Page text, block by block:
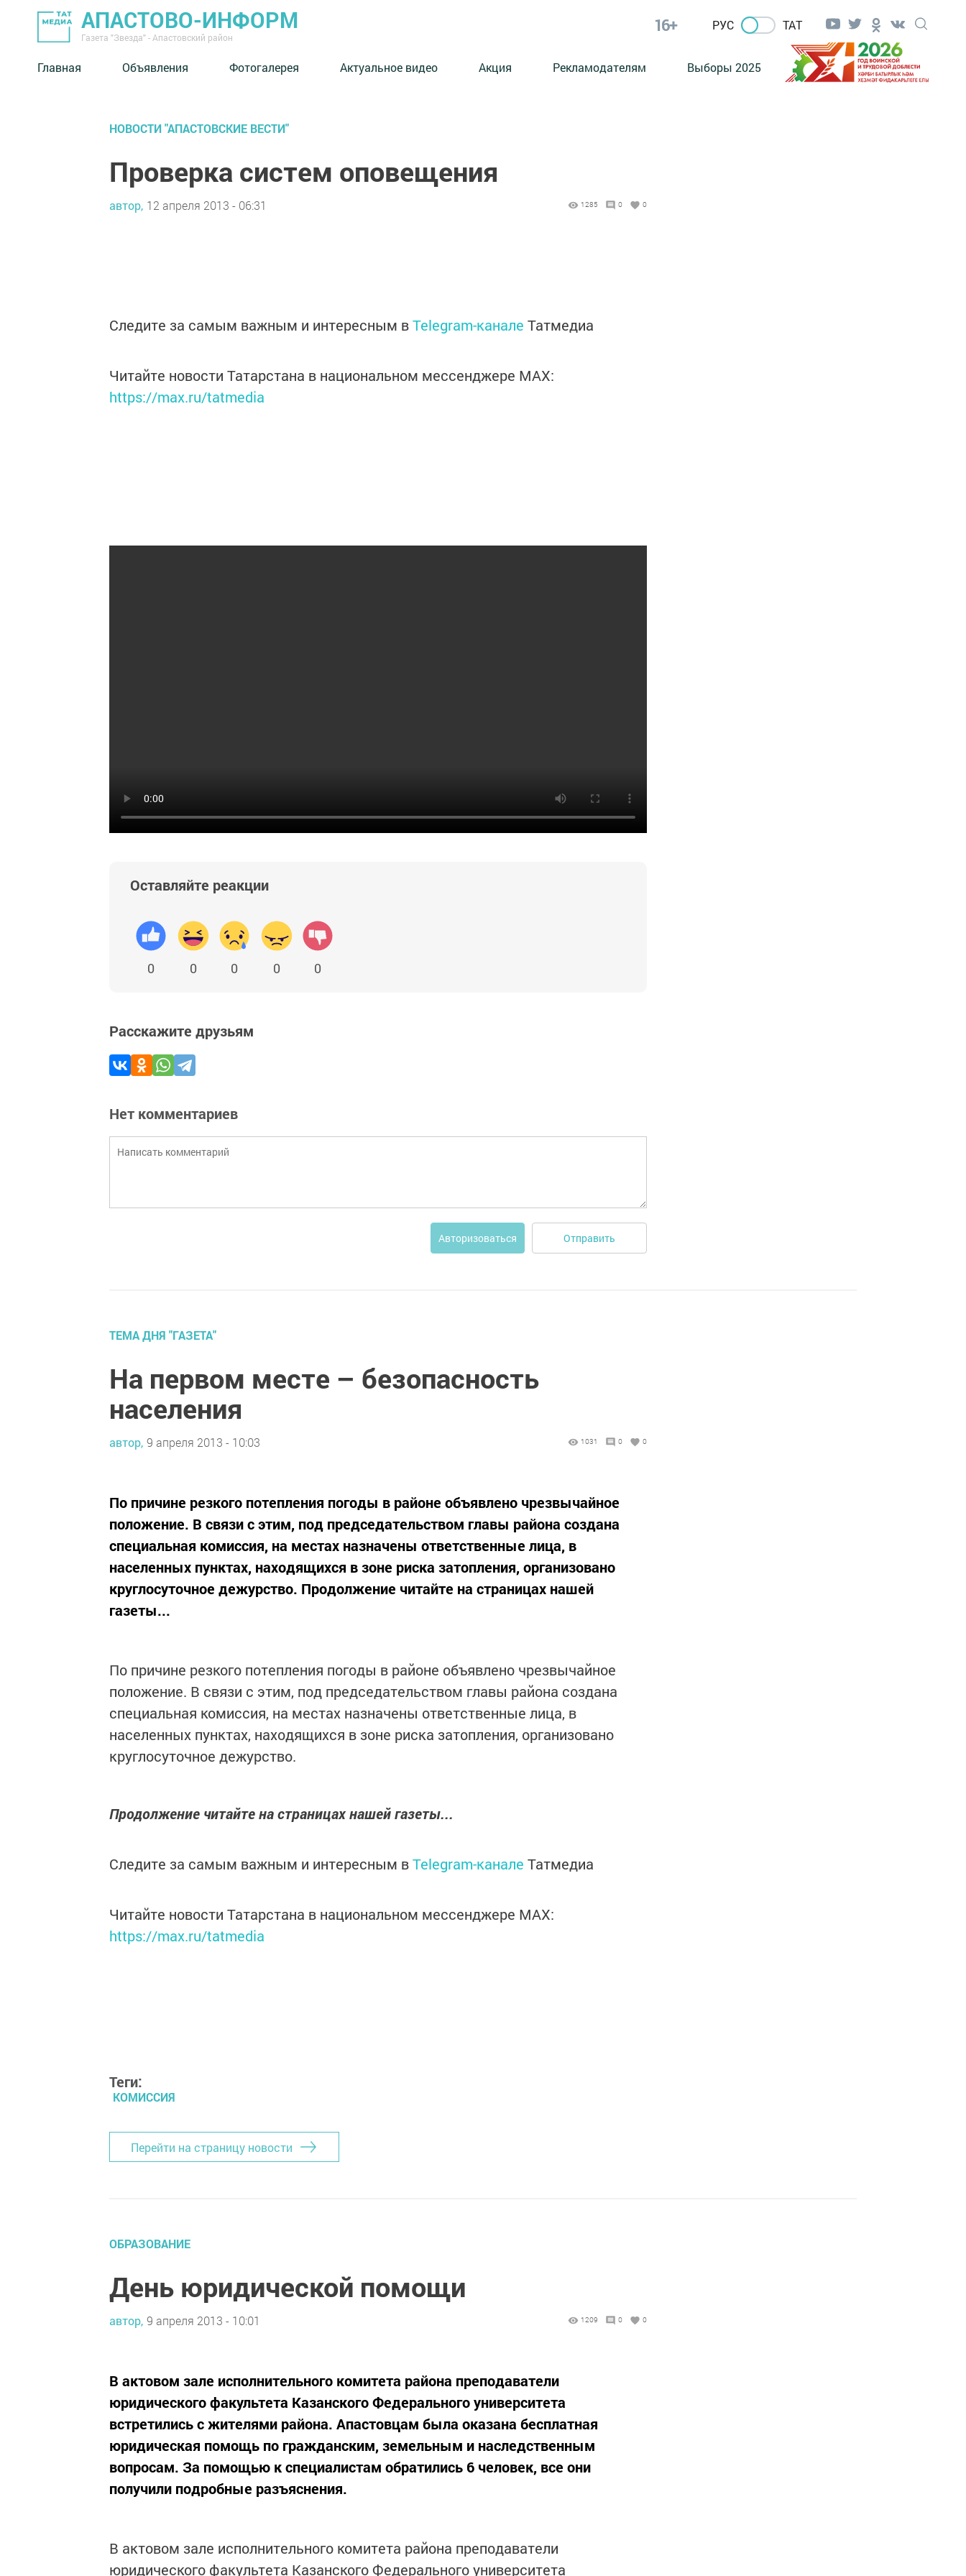
АПАСТОВО-ИНФОРМ
Газета "Звезда" - Апастовский район
16+ РУС ТАТ
Главная Объявления Фотогалерея Актуальное видео Акция Рекламодателям Выборы 2025
НОВОСТИ "АПАСТОВСКИЕ ВЕСТИ"
Проверка систем оповещения
автор, 12 апреля 2013 - 06:31 1285 0 0
Следите за самым важным и интересным вTelegram-канале Татмедиа
Читайте новости Татарстана в национальном мессенджере MАХ:
https://max.ru/tatmedia
Оставляйте реакции
0 0 0 0 0
Расскажите друзьям
Нет комментариев
Авторизоваться Отправить
ТЕМА ДНЯ "ГАЗЕТА"
На первом месте – безопасность
населения
автор, 9 апреля 2013 - 10:03 1031 0 0
По причине резкого потепления погоды в районе объявлено чрезвычайное
положение. В связи с этим, под председательством главы района создана
специальная комиссия, на местах назначены ответственные лица, в
населенных пунктах, находящихся в зоне риска затопления, организовано
круглосуточное дежурство. Продолжение читайте на страницах нашей
газеты...
По причине резкого потепления погоды в районе объявлено чрезвычайное
положение. В связи с этим, под председательством главы района создана
специальная комиссия, на местах назначены ответственные лица, в
населенных пунктах, находящихся в зоне риска затопления, организовано
круглосуточное дежурство.
Продолжение читайте на страницах нашей газеты...
Следите за самым важным и интересным вTelegram-канале Татмедиа
Читайте новости Татарстана в национальном мессенджере MАХ:
https://max.ru/tatmedia
Теги:
КОМИССИЯ
Перейти на страницу новости
ОБРАЗОВАНИЕ
День юридической помощи
автор, 9 апреля 2013 - 10:01 1209 0 0
В актовом зале исполнительного комитета района преподаватели
юридического факультета Казанского Федерального университета
встретились с жителями района. Апастовцам была оказана бесплатная
юридическая помощь по гражданским, земельным и наследственным
вопросам. За помощью к специалистам обратились 6 человек, все они
получили подробные разъяснения.
В актовом зале исполнительного комитета района преподаватели
юридического факультета Казанского Федерального университета